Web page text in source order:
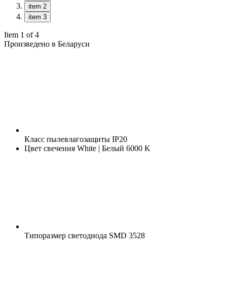
item 2
item 3
Item 1 of 4
Произведено в Беларуси
Класс пылевлагозащиты IP20
Цвет свечения White | Белый 6000 K
Типоразмер светодиода SMD 3528